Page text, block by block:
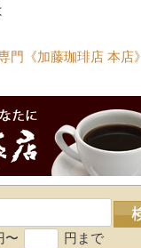
門《加藤珈琲店 本店》
〜 円まで